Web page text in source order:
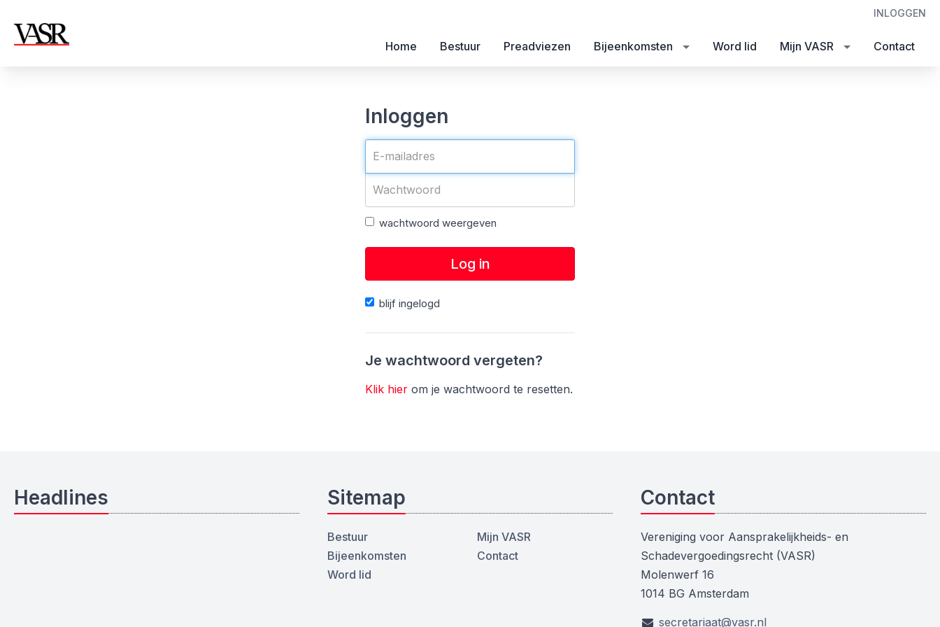
INLOGGEN
Home Bestuur Preadviezen Bijeenkomsten Word lid Mijn VASR Contact
Inloggen
wachtwoord weergeven
Log in
blijf ingelogd
Je wachtwoord vergeten?
Klik hier om je wachtwoord te resetten.
Headlines Sitemap
Bestuur
Bijeenkomsten
Word lid
Mijn VASR
Contact
Contact
Vereniging voor Aansprakelijkheids- en
Schadevergoedingsrecht (VASR)
Molenwerf 16
1014 BG Amsterdam
secretariaat@vasr.nl